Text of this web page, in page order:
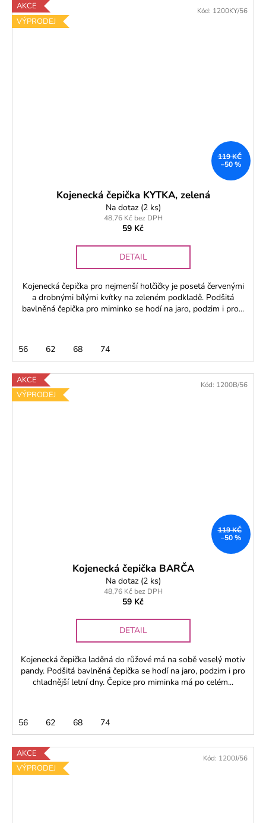
AKCE
VÝPRODEJ
119 KČ
–50 %
Kojenecká čepička KYTKA, zelená
Na dotaz (2 ks)
48,76 Kč bez DPH
59 Kč
DETAIL
Kojenecká čepička pro nejmenší holčičky je posetá červenými
a drobnými bílými kvítky na zeleném podkladě. Podšitá
bavlněná čepička pro miminko se hodí na jaro, podzim i pro...
56 62 68 74
Kód: 1200KY/56
AKCE
VÝPRODEJ
119 KČ
–50 %
Kojenecká čepička BARČA
Na dotaz (2 ks)
48,76 Kč bez DPH
59 Kč
DETAIL
Kojenecká čepička laděná do růžové má na sobě veselý motiv
pandy. Podšitá bavlněná čepička se hodí na jaro, podzim i pro
chladnější letní dny. Čepice pro miminka má po celém...
56 62 68 74
Kód: 1200B/56
AKCE
VÝPRODEJ
Kód: 1200J/56